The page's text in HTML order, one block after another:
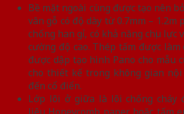
Bề mặt ngoài cùng được tạo nên
vân gỗ có độ dày từ 0.7mm –
chống han gỉ, có khả năng chịu lực
cường độ cao. Thép tấm được làm
được dập tạo hình Pano cho mẫu
cho thiết kế trong không gian
đến cổ điển.
Lớp lõi ở giữa là lõi chống cháy